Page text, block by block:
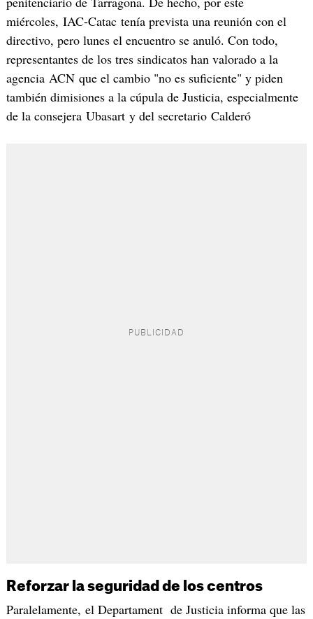
miércoles, IAC-Catac tenía prevista una reunión con el
directivo, pero lunes el encuentro se anuló. Con todo,
representantes de los tres sindicatos han valorado a la
agencia ACN que el cambio "no es suficiente" y piden
también dimisiones a la cúpula de Justicia, especialmente
de la consejera Ubasart y del secretario Calderó
Reforzar la seguridad de los centros
Paralelamente, el Departament de Justicia informa que las